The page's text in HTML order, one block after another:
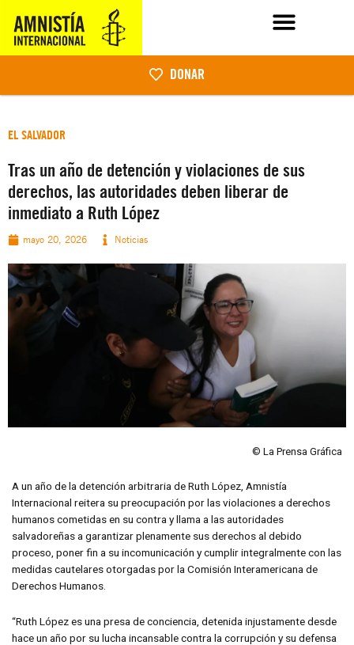
DONAR
EL SALVADOR
Tras un año de detención y violaciones de sus
derechos, las autoridades deben liberar de
inmediato a Ruth López
mayo 20, 2026 Noticias
© La Prensa Gráfica
A un año de la detención arbitraria de Ruth López, Amnistía
Internacional reitera su preocupación por las violaciones a derechos
humanos cometidas en su contra y llama a las autoridades
salvadoreñas a garantizar plenamente sus derechos al debido
proceso, poner fin a su incomunicación y cumplir integralmente con las
medidas cautelares otorgadas por la Comisión Interamericana de
Derechos Humanos.
“Ruth López es una presa de conciencia, detenida injustamente desde
hace un año por su lucha incansable contra la corrupción y su defensa